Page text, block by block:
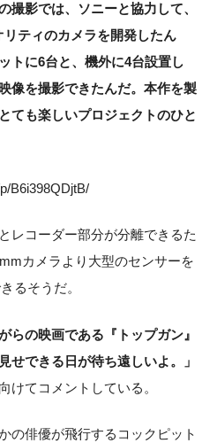
撮影では、ソニーと協力して、
ティのカメラを開発したん
トに6台と、機外に4台設置し
像を撮影できたんだ。本作を製
ても楽しいプロジェクトのひと
B6i398QDjtB/
レコーダー部分が分離できるた
カメラより大型のセンサーを
るそうだ。
らの映画である『トップガン』
せできる日が待ち遠しいよ。」
けてコメントしている。
の俳優が飛行するコックピット